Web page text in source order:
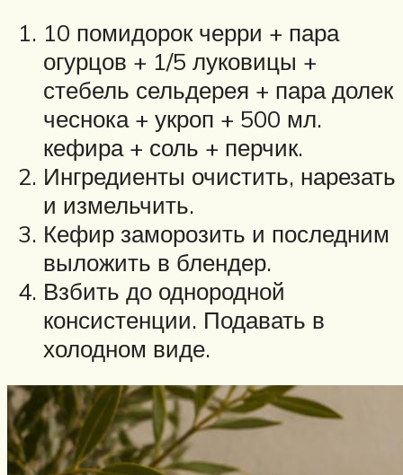
10 помидорок черри + пара
огурцов + 1/5 луковицы +
стебель сельдерея + пара долек
чеснока + укроп + 500 мл.
кефира + соль + перчик.
Ингредиенты очистить, нарезать
и измельчить.
Кефир заморозить и последним
выложить в блендер.
Взбить до однородной
консистенции. Подавать в
холодном виде.